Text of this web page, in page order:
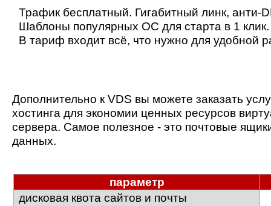
Трафик бесплатный. Гигабитный линк, анти-
Шаблоны популярных ОС для старта в 1 клик.
В тариф входит всё, что нужно для удобной
Дополнительно к VDS вы можете заказать
хостинга для экономии ценных ресурсов
сервера. Самое полезное - это почтовые
данных.
параметр
дисковая квота сайтов и почты